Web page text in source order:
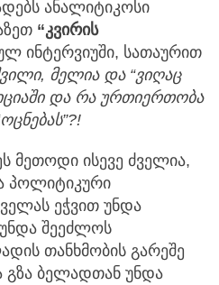
ანალიტიკოსი
“კვირის
ინტერვიუში, სათაურით
მელია და “ვიღაც
და რა ურთიერთობა
მეთოდი ისევე ძველია,
პოლიტიკური
ეჭვით უნდა
შეეძლოს
თანხმობის გარეშე
გზა ბელადთან უნდა